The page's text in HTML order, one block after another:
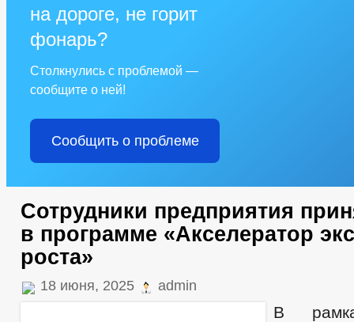
на дороге, не горит
фонарь?
Столкнулись с проблемой —
сообщите о ней!
Сообщить о проблеме
Сотрудники предприятия
в программе «Акселератор
роста»
18 июня, 2025 admin
В